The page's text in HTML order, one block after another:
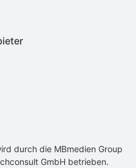
durch die MBmedien Group
GmbH betrieben.